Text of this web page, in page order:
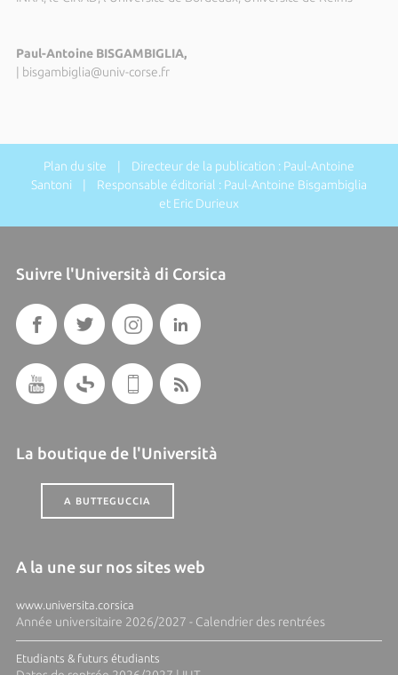
Paul-Antoine BISGAMBIGLIA,
bisgambiglia@univ-corse.fr
Plan du site | Directeur de la publication : Paul-Antoine
Santoni | Responsable éditorial : Paul-Antoine Bisgambiglia
et Eric Durieux
Suivre l'Università di Corsica
La boutique de l'Università
A BUTTEGUCCIA
A la une sur nos sites web
www.universita.corsica
Année universitaire 2026/2027 - Calendrier des rentrées
Etudiants & futurs étudiants